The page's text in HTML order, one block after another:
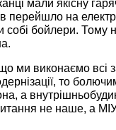
мали якісну
перейшло на
собі бойлери. Тому
ми виконаємо всі
то
а
не наше, а